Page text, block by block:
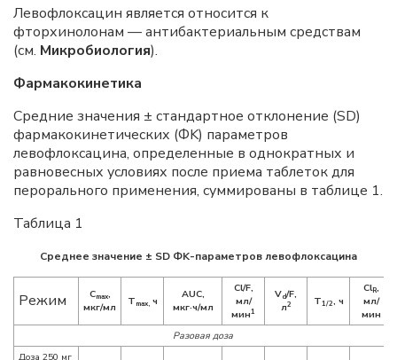
Левофлоксацин является относится к
фторхинолонам — антибактериальным средствам
(см. Микробиология).
Фармакокинетика
Средние значения ± стандартное отклонение (SD)
фармакокинетических (ФK) параметров
левофлоксацина, определенные в однократных и
равновесных условиях после приема таблеток для
перорального применения, суммированы в таблице 1.
Таблица 1
Среднее значение ± SD ФK-параметров левофлоксацина
Режим Cmax,
мкг/мл
Tmax, ч
AUC,
мкг·ч/мл
Cl/F,
мл/
мин1
Vd/F,
л2 Т1/2, ч
ClR,
мл/
мин
Разовая доза
Доза 250 мг